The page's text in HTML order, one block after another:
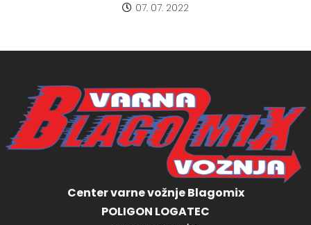
07. 07. 2022
Center varne vožnje Blagomix
POLIGON LOGATEC